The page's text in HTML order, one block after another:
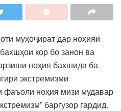
муҳоҷират дар ноҳияи
кор бо занон ва
ноҳия бахшида ба
экстремизми
фаъоли ноҳия мизи мудавар
баргузор гардид.